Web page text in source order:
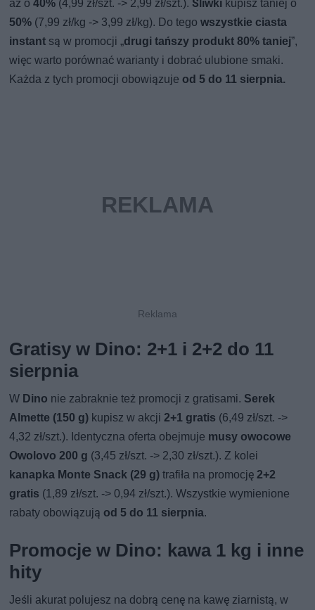
aż o40% (4,99 zł/szt. -> 2,99 zł/szt.). Śliwki kupisz taniej o
50% (7,99 zł/kg -> 3,99 zł/kg). Do tegowszystkie ciasta
instant są w promocji „drugi tańszy produkt 80% taniej”,
więc warto porównać warianty i dobrać ulubione smaki.
Każda z tych promocji obowiązuje od 5 do 11 sierpnia.
Gratisy w Dino: 2+1 i 2+2 do 11
sierpnia
W Dino nie zabraknie też promocji z gratisami. Serek
Almette (150 g) kupisz w akcji2+1 gratis (6,49 zł/szt. ->
4,32 zł/szt.). Identyczna oferta obejmuje musy owocowe
Owolovo 200 g (3,45 zł/szt. -> 2,30 zł/szt.). Z kolei
kanapka Monte Snack (29 g) trafiła na promocję2+2
gratis (1,89 zł/szt. -> 0,94 zł/szt.). Wszystkie wymienione
rabaty obowiązują od 5 do 11 sierpnia.
Promocje w Dino: kawa 1 kg i inne
hity
Jeśli akurat polujesz na dobrą cenę na kawę ziarnistą, w